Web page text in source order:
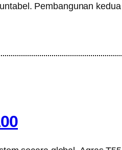
Pembangunan